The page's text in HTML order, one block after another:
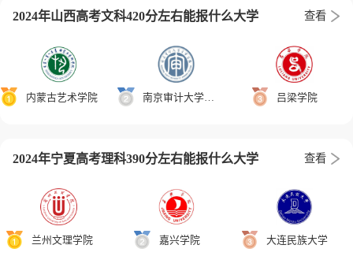
2024年山西高考文科420分左右能报什么大学 查看
内蒙古艺术学院 南京审计大学金审学院 吕梁学院
2024年宁夏高考理科390分左右能报什么大学 查看
兰州文理学院 嘉兴学院 大连民族大学